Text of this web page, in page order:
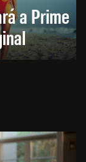
a Prime